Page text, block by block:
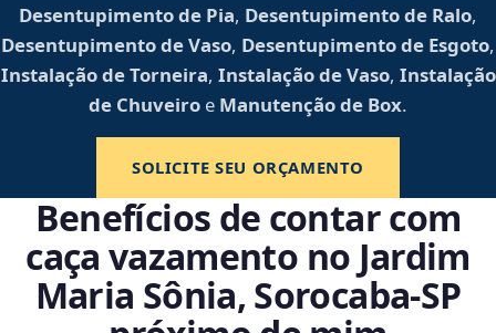
Desentupimento de Pia, Desentupimento de Ralo,
Desentupimento de Vaso, Desentupimento de Esgoto,
Instalação de Torneira, Instalação de Vaso, Instalação
de Chuveiro e Manutenção de Box.
SOLICITE SEU ORÇAMENTO
Benefícios de contar com
caça vazamento no Jardim
Maria Sônia, Sorocaba‑SP